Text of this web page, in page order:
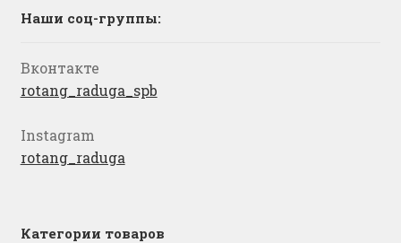
Наши соц-группы:
Вконтакте
rotang_raduga_spb
Instagram
rotang_raduga
Категории товаров